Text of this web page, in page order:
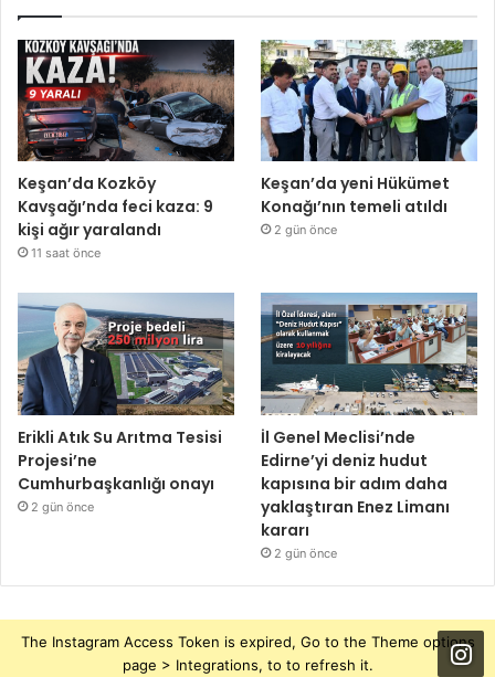
Keşan’da Kozköy
Kavşağı’nda feci kaza: 9
kişi ağır yaralandı
11 saat önce
Keşan’da yeni Hükümet
Konağı’nın temeli atıldı
2 gün önce
Erikli Atık Su Arıtma Tesisi
Projesi’ne
Cumhurbaşkanlığı onayı
2 gün önce
İl Genel Meclisi’nde
Edirne’yi deniz hudut
kapısına bir adım daha
yaklaştıran Enez Limanı
kararı
2 gün önce
The Instagram Access Token is expired, Go to the Theme options
page > Integrations, to to refresh it.